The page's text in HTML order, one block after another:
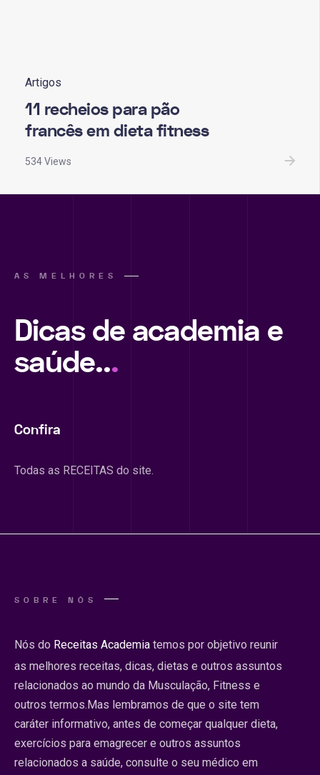
Artigos
11 recheios para pão
francês em dieta fitness
534 Views
AS MELHORES
Dicas de academia e
saúde...
Confira
Todas as RECEITAS do site.
SOBRE NÓS
Nós do Receitas Academia temos por objetivo reunir
as melhores receitas, dicas, dietas e outros assuntos
relacionados ao mundo da Musculação, Fitness e
outros termos.Mas lembramos de que o site tem
caráter informativo, antes de começar qualquer dieta,
exercícios para emagrecer e outros assuntos
relacionados a saúde, consulte o seu médico em